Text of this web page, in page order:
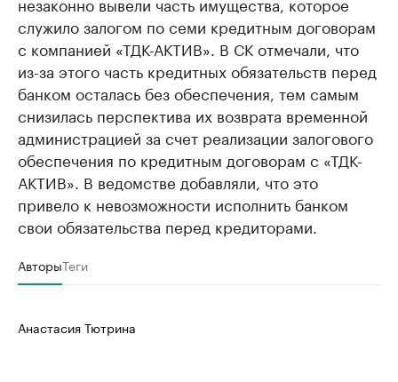
служило залогом по семи кредитным договорам
с компанией «ТДК-АКТИВ». В СК отмечали, что
из-за этого часть кредитных обязательств перед
банком осталась без обеспечения, тем самым
снизилась перспектива их возврата временной
администрацией за счет реализации залогового
обеспечения по кредитным договорам с «ТДК-
АКТИВ». В ведомстве добавляли, что это
привело к невозможности исполнить банком
свои обязательства перед кредиторами.
АвторыТеги
Анастасия Тютрина